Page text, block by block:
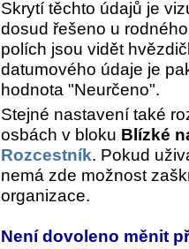
Skrytí těchto údajů je
dosud řešeno u
polích jsou vidět
datumového údaje je
hodnota "Neurčeno".
Stejné nastavení také
osbách v bloku Blízké
Rozcestník. Pokud
nemá zde možnost
organizace.
Není dovoleno měnit